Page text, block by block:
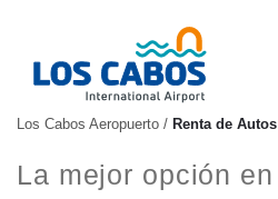
Los Cabos Aeropuerto / Renta de Autos
La mejor opción en